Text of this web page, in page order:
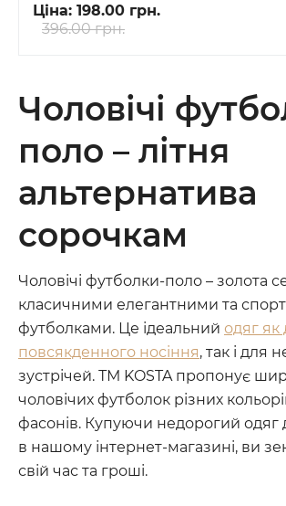
Ціна: 198.00 грн.
396.00 грн.
Чоловічі
поло – літня
альтернатива
сорочкам
Чоловічі футболки-поло – золота
класичними елегантними та
футболками. Це ідеальний одяг як
повсякденного носіння, так і для
зустрічей. ТМ KOSTA пропонує
чоловічих футболок різних
фасонів. Купуючи недорогий одяг
в нашому інтернет-магазині, ви
свій час та гроші.